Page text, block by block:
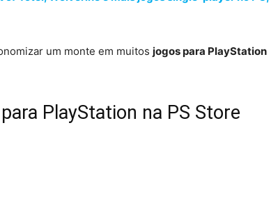
um monte em muitos jogos para PlayStation
PlayStation na PS Store